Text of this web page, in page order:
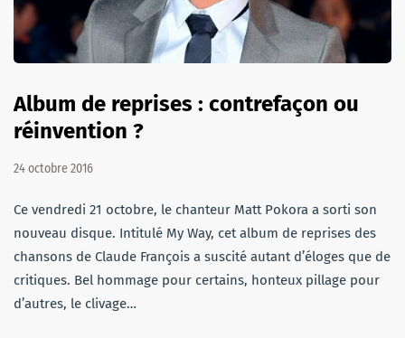
Album de reprises : contrefaçon ou
réinvention ?
24 octobre 2016
Ce vendredi 21 octobre, le chanteur Matt Pokora a sorti son
nouveau disque. Intitulé My Way, cet album de reprises des
chansons de Claude François a suscité autant d’éloges que de
critiques. Bel hommage pour certains, honteux pillage pour
d’autres, le clivage…